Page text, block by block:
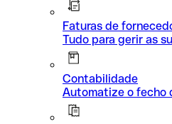
Faturas de
Tudo para gerir as
Contabilidade
Automatize o fecho